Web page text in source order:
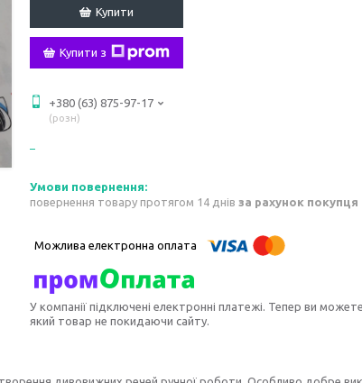
Купити
Купити з
+380 (63) 875-97-17
розн
повернення товару протягом 14 днів за рахунок покупця
У компанії підключені електронні платежі. Тепер ви
який товар не покидаючи сайту.